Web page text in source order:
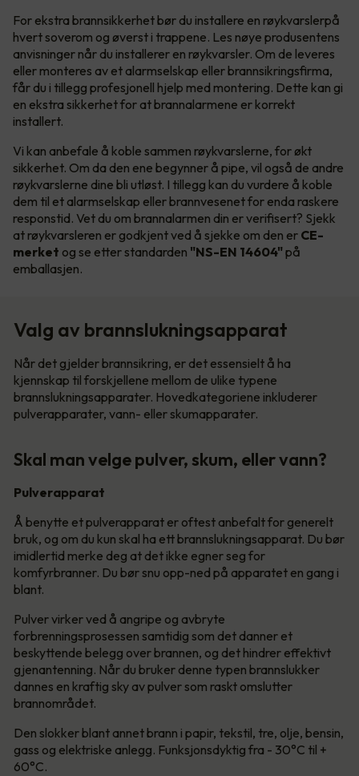
For ekstra brannsikkerhet bør du installere en røykvarslerpå
hvert soverom og øverst i trappene. Les nøye produsentens
anvisninger når du installerer en røykvarsler. Om de leveres
eller monteres av et alarmselskap eller brannsikringsfirma,
får du i tillegg profesjonell hjelp med montering. Dette kan gi
en ekstra sikkerhet for at brannalarmene er korrekt
installert.
Vi kan anbefale å koble sammen røykvarslerne, for økt
sikkerhet. Om da den ene begynner å pipe, vil også de andre
røykvarslerne dine bli utløst. I tillegg kan du vurdere å koble
dem til et alarmselskap eller brannvesenet for enda raskere
responstid. Vet du om brannalarmen din er verifisert? Sjekk
at røykvarsleren er godkjent ved å sjekke om den er CE-
merket og se etter standarden "NS-EN 14604"på
emballasjen.
Valg av brannslukningsapparat
Når det gjelder brannsikring, er det essensielt å ha
kjennskap til forskjellene mellom de ulike typene
brannslukningsapparater. Hovedkategoriene inkluderer
pulverapparater, vann- eller skumapparater.
Skal man velge pulver, skum, eller vann?
Pulverapparat
Å benytte et pulverapparat er oftest anbefalt for generelt
bruk, og om du kun skal ha ett brannslukningsapparat. Du bør
imidlertid merke deg at det ikke egner seg for
komfyrbranner. Du bør snu opp-ned på apparatet en gang i
blant.
Pulver virker ved å angripe og avbryte
forbrenningsprosessen samtidig som det danner et
beskyttende belegg over brannen, og det hindrer effektivt
gjenantenning. Når du bruker denne typen brannslukker
dannes en kraftig sky av pulver som raskt omslutter
brannområdet.
Den slokker blant annet brann i papir, tekstil, tre, olje, bensin,
gass og elektriske anlegg. Funksjonsdyktig fra - 30°C til +
60°C.